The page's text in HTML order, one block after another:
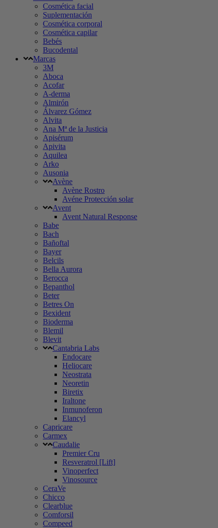
Cosmética facial
Suplementación
Cosmética corporal
Cosmética capilar
Bebés
Bucodental
Marcas
3M
Aboca
Acofar
A-derma
Almirón
Álvarez Gómez
Alvita
Ana Mª de la Justicia
Apisérum
Apivita
Aquilea
Arko
Ausonia
Avène
Avène Rostro
Avéne Protección solar
Avent
Avent Natural Response
Babe
Bach
Bañoftal
Bayer
Belcils
Bella Aurora
Berocca
Bepanthol
Beter
Betres On
Bexident
Bioderma
Blemil
Blevit
Cantabria Labs
Endocare
Heliocare
Neostrata
Neoretin
Biretix
Iraltone
Inmunoferon
Elancyl
Capricare
Carmex
Caudalie
Premier Cru
Resveratrol [Lift]
Vinoperfect
Vinosource
CeraVe
Chicco
Clearblue
Comforsil
Compeed